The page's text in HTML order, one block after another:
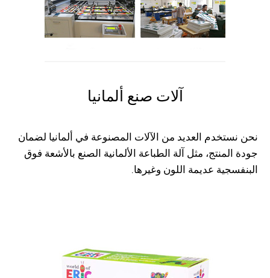
آلات صنع ألمانيا
نحن نستخدم العديد من الآلات المصنوعة في ألمانيا لضمان
جودة المنتج، مثل آلة الطباعة الألمانية الصنع بالأشعة فوق
البنفسجية عديمة اللون وغيرها.